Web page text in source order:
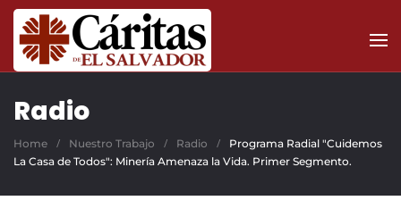
Skip to main content
Radio
Home Nuestro Trabajo Radio
Programa Radial "Cuidemos
La Casa de Todos": Minería Amenaza la Vida. Primer Segmento.